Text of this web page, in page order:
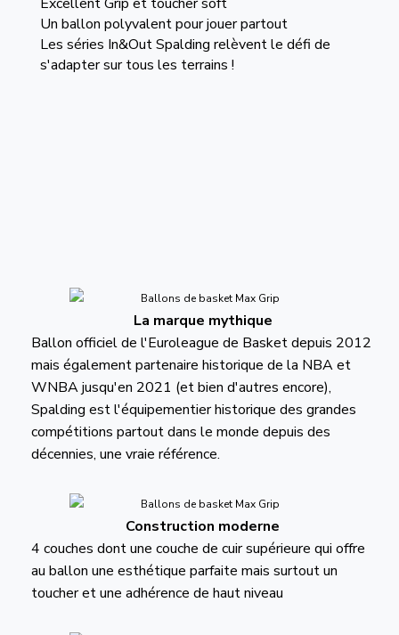
Un ballon polyvalent pour jouer partout
Les séries In&Out Spalding relèvent le défi de
s'adapter sur tous les terrains !
La marque mythique
Ballon officiel de l'Euroleague de Basket depuis 2012
mais également partenaire historique de la NBA et
WNBA jusqu'en 2021 (et bien d'autres encore),
Spalding est l'équipementier historique des grandes
compétitions partout dans le monde depuis des
décennies, une vraie référence.
Construction moderne
4 couches dont une couche de cuir supérieure qui offre
au ballon une esthétique parfaite mais surtout un
toucher et une adhérence de haut niveau